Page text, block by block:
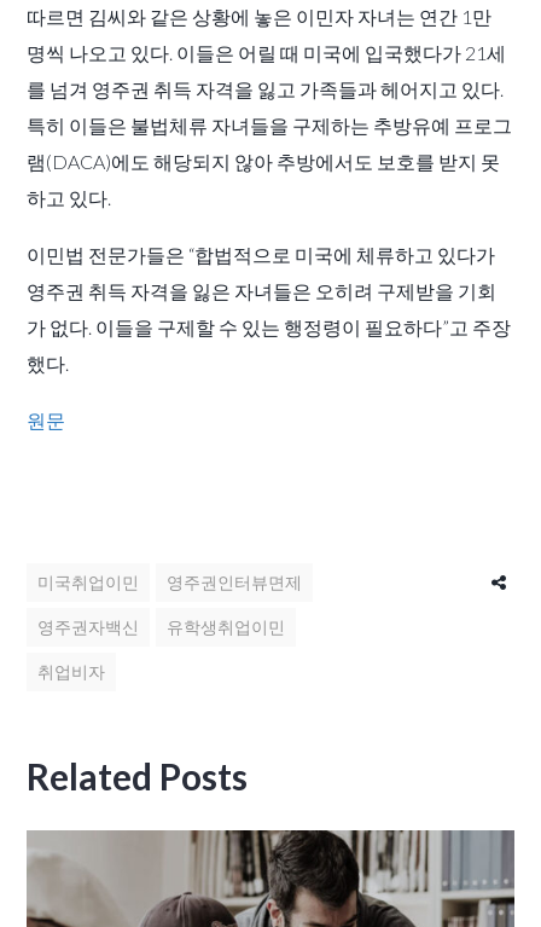
따르면 김씨와 같은 상황에 놓은 이민자 자녀는 연간 1만
명씩 나오고 있다. 이들은 어릴 때 미국에 입국했다가 21세
를 넘겨 영주권 취득 자격을 잃고 가족들과 헤어지고 있다.
특히 이들은 불법체류 자녀들을 구제하는 추방유예 프로그
램(DACA)에도 해당되지 않아 추방에서도 보호를 받지 못
하고 있다.
이민법 전문가들은 “합법적으로 미국에 체류하고 있다가
영주권 취득 자격을 잃은 자녀들은 오히려 구제받을 기회
가 없다. 이들을 구제할 수 있는 행정령이 필요하다”고 주장
했다.
원문
미국취업이민 영주권인터뷰면제
영주권자백신 유학생취업이민
취업비자
Related Posts